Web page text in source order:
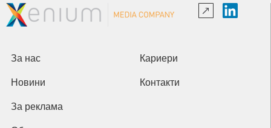
За нас Кариери
Новини Контакти
За реклама